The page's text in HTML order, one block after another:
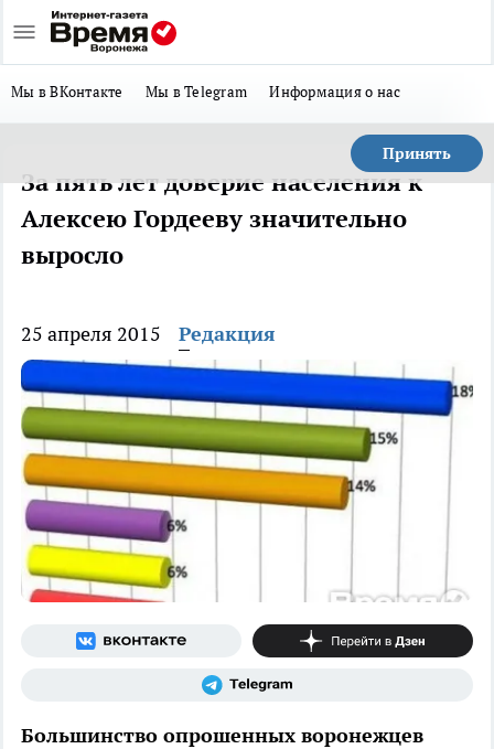
Мы в ВКонтакте Мы в Telegram Информация о нас
Принять
За пять лет доверие населения к
Алексею Гордееву значительно
выросло
25 апреля 2015 Редакция
Большинство опрошенных воронежцев